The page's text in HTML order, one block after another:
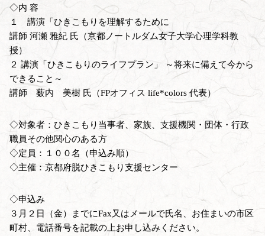
◇内 容
１ 講演「ひきこもりを理解するために
講師 河瀬 雅紀 氏（京都ノートルダム女子大学心理学科教
授）
２ 講演「ひきこもりのライフプラン」 ～将来に備えて今から
できること～
講師 薮内 美樹 氏（FPオフィス life*colors 代表）
◇対象者：ひきこもり当事者、家族、支援機関・団体・行政
職員その他関心のある方
◇定員：１００名（申込み順）
◇主催：京都府脱ひきこもり支援センター
◇申込み
３月２日（金）までにFax又はメールで氏名、お住まいの市区
町村、電話番号を記載の上お申し込みください。